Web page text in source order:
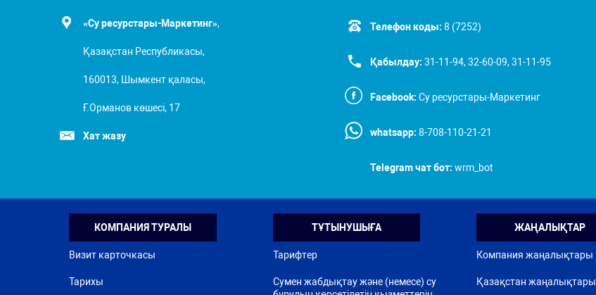
«Су ресурстары-Маркетинг»,
Қазақстан Республикасы,
160013, Шымкент қаласы,
Ғ.Орманов көшесі, 17
Хат жазу
Телефон коды: 8 (7252)
Қабылдау: 31-11-94, 32-60-09, 31-11-95
Facebook: Су ресурстары-Маркетинг
whatsapp: 8-708-110-21-21
Telegram чат бот: wrm_bot
КОМПАНИЯ ТУРАЛЫ
Визит карточкасы
Тарихы
ТҰТЫНУШЫҒА
Тарифтер
Сумен жабдықтау және (немесе) су
ЖАҢАЛЫҚТАР
Компания жаңалықтары
Қазақстан жаңалықтары